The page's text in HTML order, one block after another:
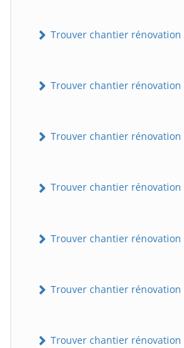
Trouver chantier rénovation
Trouver chantier
Trouver chantier
Trouver chantier
Trouver chantier
Trouver chantier rénovation
Trouver chantier rénovation